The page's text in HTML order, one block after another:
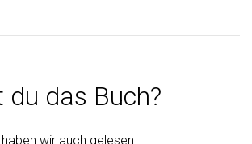
du das Buch?
wir auch gelesen: